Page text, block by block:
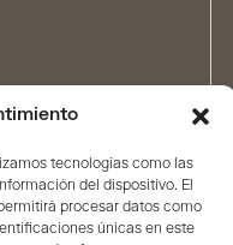
tecnologías como las
del dispositivo. El
procesar datos como
únicas en este